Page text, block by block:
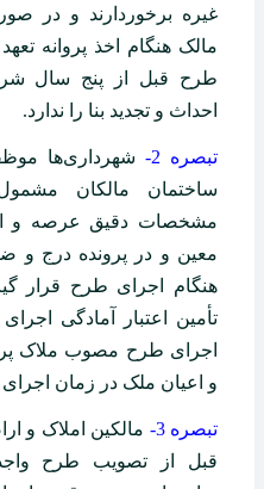
مالک هنگام اخذ پروانه
طرح قبل از پنج سال
احداث و‌ تجدید بنا را ندارد.
تبصره 2-
شهرداری‌ها
مشخصات دقیق عرصه و
معین و در پرونده درج و
هنگام اجرای طرح قرار
تأمین اعتبار آمادگی
اجرای طرح مصوب ملاک
و اعیان ملک در زمان
تبصره 3-
مالکین املاک و
قبل از تصویب طرح